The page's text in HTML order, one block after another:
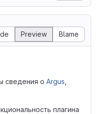
contentsPreview Blame
сведения о Argus
плагина